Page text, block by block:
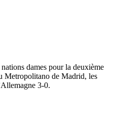
dames pour la deuxième
Metropolitano de Madrid, les
3-0.